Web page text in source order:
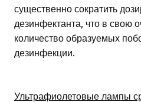
существенно сократить
дезинфектанта, что в свою
количество образуемых
дезинфекции.
Ультрафиолетовые лампы